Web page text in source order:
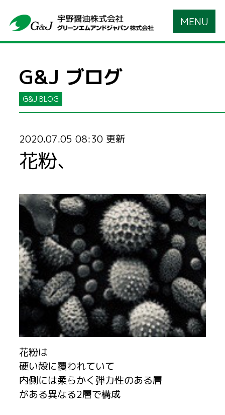
MENU
G&J ブログ
G&J BLOG
2020.07.05 08:30 更新
花粉、
花粉は
硬い殻に覆われていて
内側には柔らかく弾力性のある層
がある異なる2層で構成